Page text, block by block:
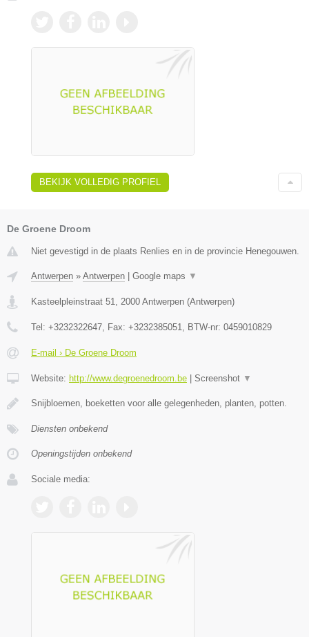
BEKIJK VOLLEDIG PROFIEL
De Groene Droom
Niet gevestigd in de plaats Renlies en in de provincie Henegouwen.
Antwerpen » Antwerpen Google maps ▼
Kasteelpleinstraat 51, 2000 Antwerpen (Antwerpen)
Tel: +3232322647, Fax: +3232385051, BTW-nr: 0459010829
E-mail › De Groene Droom
Website: http://www.degroenedroom.be Screenshot ▼
Snijbloemen, boeketten voor alle gelegenheden, planten, potten.
Diensten onbekend
Openingstijden onbekend
Sociale media: